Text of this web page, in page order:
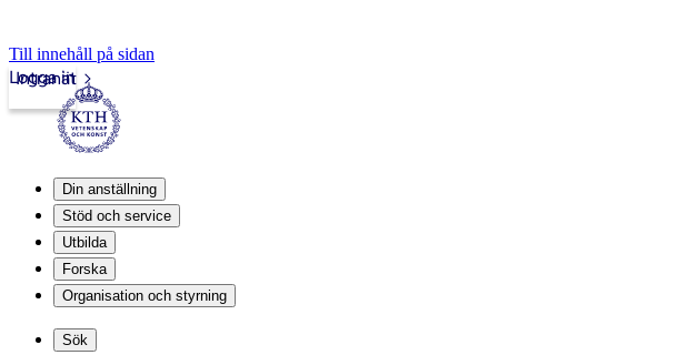
Till innehåll på sidan
Intranät
Logga in
Din anställning
Stöd och service
Utbilda
Forska
Organisation och styrning
Sök